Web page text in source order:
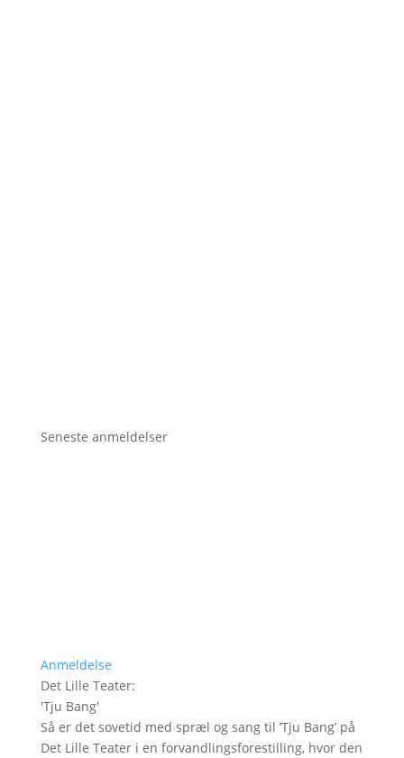
Seneste anmeldelser
Anmeldelse
Det Lille Teater:
'Tju Bang'
Så er det sovetid med spræl og sang til ’Tju Bang’ på
Det Lille Teater i en forvandlingsforestilling, hvor den